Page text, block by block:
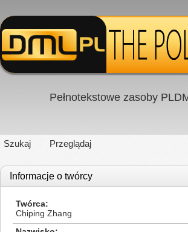
Pełnotekstowe zasoby
Szukaj Przeglądaj
Informacje o twórcy
Twórca
Chiping Zhang